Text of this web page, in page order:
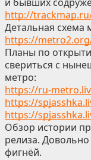
http://
Детальная схема
https://
Планы по
свериться с
метро:
https://ru-
https://
https://
Обзор истории
релиза.
фигнёй.